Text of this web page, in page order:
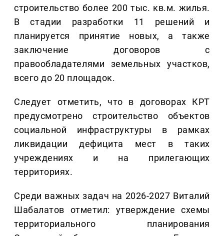
строительство более 200 тыс. кв.м. жилья.
В стадии разработки 11 решений и
планируется принятие новых, а также
заключение договоров с
правообладателями земельных участков,
всего до 20 площадок.
Следует отметить, что в договорах КРТ
предусмотрено строительство объектов
социальной инфраструктуры в рамках
ликвидации дефицита мест в таких
учреждениях и на прилегающих
территориях.
Среди важных задач на 2026-2027 Виталий
Шабалатов отметил: утверждение схемы
территориального планирования